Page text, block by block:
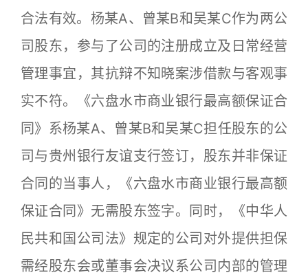
合法有效。杨某A、曾某B和吴某C作为两公
司股东，参与了公司的注册成立及日常经营
管理事宜，其抗辩不知晓案涉借款与客观事
实不符。《六盘水市商业银行最高额保证合
同》系杨某A、曾某B和吴某C担任股东的公
司与贵州银行友谊支行签订，股东并非保证
合同的当事人，《六盘水市商业银行最高额
保证合同》无需股东签字。同时，《中华人
民共和国公司法》规定的公司对外提供担保
需经股东会或董事会决议系公司内部的管理